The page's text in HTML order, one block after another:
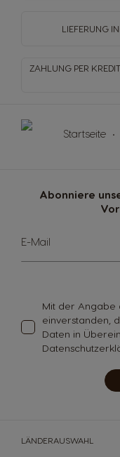
LIEFERUNG
ZAHLUNG PER
Startseite
Abonniere
Melde
dich
für
E-Mail
Mit der Angabe
einverstanden,
Daten in
LÄNDERAUSWAHL